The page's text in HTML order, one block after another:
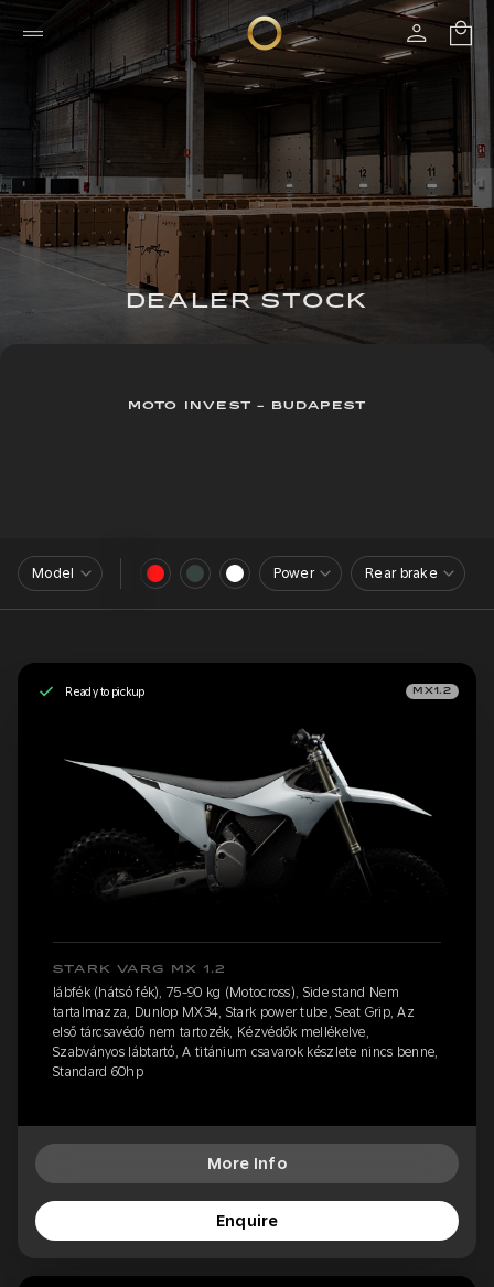
DEALER STOCK
MOTO INVEST - BUDAPEST
Model Power Rear brake
Ready to pickup MX1.2
STARK VARG MX 1.2
lábfék (hátsó fék), 75-90 kg (Motocross), Side stand Nem
tartalmazza, Dunlop MX34, Stark power tube, Seat Grip, Az
első tárcsavédő nem tartozék, Kézvédők mellékelve,
Szabványos lábtartó, A titánium csavarok készlete nincs benne,
Standard 60hp
More Info
Enquire